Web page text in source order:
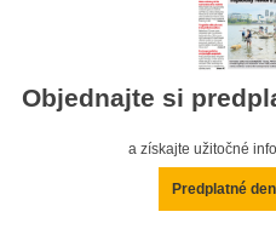
Objednajte si
a získajte užitočné
Predplatné